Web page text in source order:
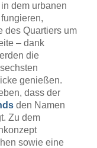
dem urbanen
des Quartiers um
– dank
die
genießen.
dass der
den Namen
Zu dem
sowie eine